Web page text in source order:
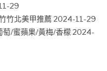
29
竹北美甲推薦 2024-11-29
萄/蜜蘋果/黃梅/香檬 2024-